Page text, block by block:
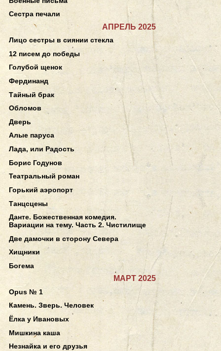
Сестра печали
АПРЕЛЬ 2025
Лицо сестры в сиянии стекла
12 писем до победы
Голубой щенок
Фердинанд
Тайный брак
Обломов
Дверь
Алые паруса
Лада, или Радость
Борис Годунов
Театральный роман
Горький аэропорт
Танцсцены
Данте. Божественная комедия.
Вариации на тему. Часть 2. Чистилище
Две дамочки в сторону Севера
Хищники
Богема
МАРТ 2025
Opus № 1
Камень. Зверь. Человек
Ёлка у Ивановых
Мишкина каша
Незнайка и его друзья